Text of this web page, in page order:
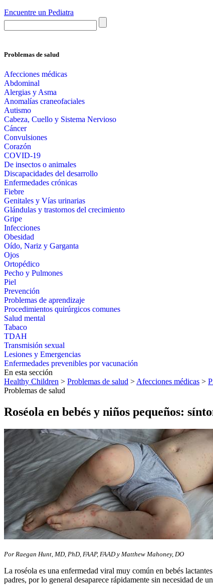
Encuentre un Pediatra
Problemas de salud
Afecciones médicas
Abdominal
Alergias y Asma
Anomalías craneofaciales
Autismo
Cabeza, Cuello y Sistema Nervioso
Cáncer
Convulsiones
Corazón
COVID-19
De insectos o animales
Discapacidades del desarrollo
Enfermedades crónicas
Fiebre
Genitales y Vías urinarias
Glándulas y trastornos del crecimiento
Gripe
Infecciones
Obesidad
Oído, Nariz y Garganta
Ojos
Ortopédico
Pecho y Pulmones
Piel
Prevención
Problemas de aprendizaje
Procedimientos quirúrgicos comunes
Salud mental
Tabaco
TDAH
Transmisión sexual
Lesiones y Emergencias
Enfermedades prevenibles por vacunación
En esta sección
Healthy Children > Problemas de salud > Afecciones médicas >
Problemas de salud
Roséola en bebés y niños pequeños:
Por Raegan Hunt, MD, PhD, FAAP, FAAD y Matthew Mahoney, DO
La roséola es una enfermedad viral muy común en bebés
padres, por lo general desaparece rápidamente sin necesidad de